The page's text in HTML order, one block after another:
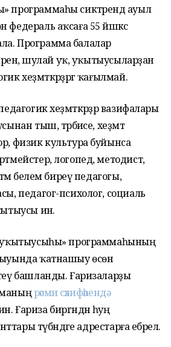
программаһы сиктәрендә ауыл
аҡсаға 55 йәшкәсә
ала. Программа балалар
шулай уҡ, уҡытыусыларҙан
хеҙмәткәрҙәргә ҡағылмай.
хеҙмәткәрҙәр вазифалары
тыш, тәрбиәсе, хеҙмәт
физик культура буйынса
логопед, методист,
белем биреү педагогы,
педагог-психолог, социаль
инә.
уҡытыусыһы» программаһының
ҡатнашыу өсөн
башланды. Ғаризаларҙы
рәсми сәхифәһендә
Ғариза биргәндән һуң
түбәндәге адрестарға ебәрелә.